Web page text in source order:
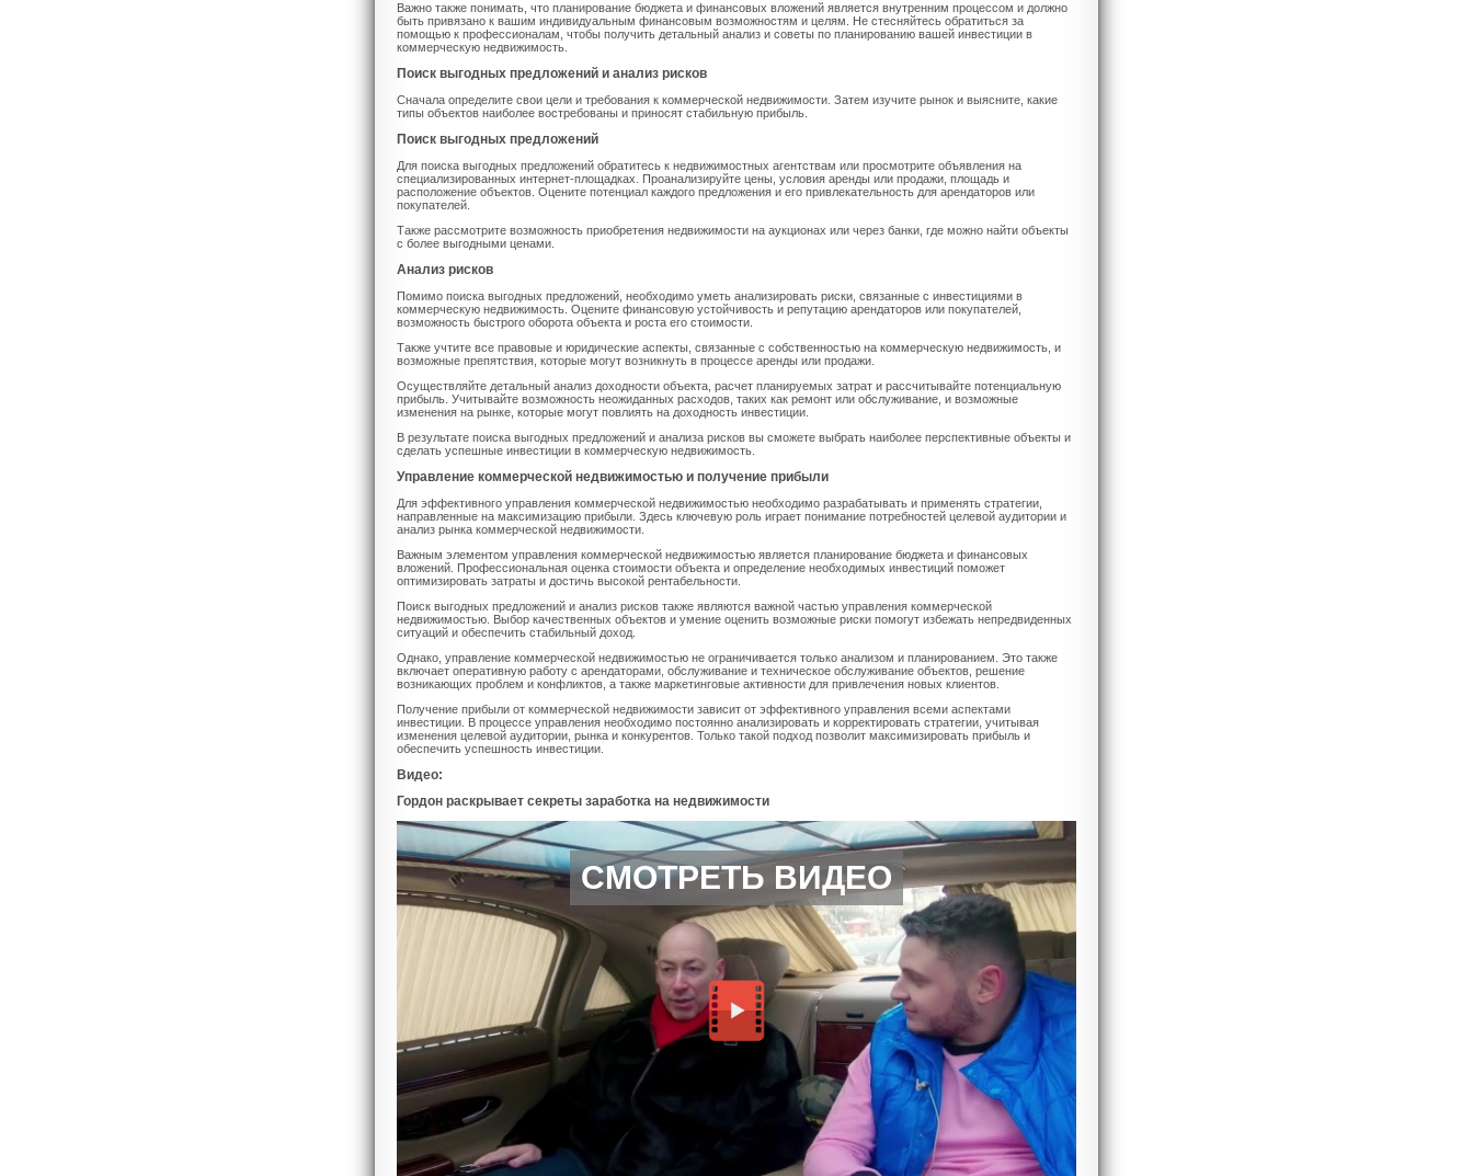
Важно также понимать, что планирование бюджета и финансовых вложений является внутренним процессом и должно
быть привязано к вашим индивидуальным финансовым возможностям и целям. Не стесняйтесь обратиться за
помощью к профессионалам, чтобы получить детальный анализ и советы по планированию вашей инвестиции в
коммерческую недвижимость.
Поиск выгодных предложений и анализ рисков
Сначала определите свои цели и требования к коммерческой недвижимости. Затем изучите рынок и выясните, какие
типы объектов наиболее востребованы и приносят стабильную прибыль.
Поиск выгодных предложений
Для поиска выгодных предложений обратитесь к недвижимостных агентствам или просмотрите объявления на
специализированных интернет-площадках. Проанализируйте цены, условия аренды или продажи, площадь и
расположение объектов. Оцените потенциал каждого предложения и его привлекательность для арендаторов или
покупателей.
Также рассмотрите возможность приобретения недвижимости на аукционах или через банки, где можно найти объекты
с более выгодными ценами.
Анализ рисков
Помимо поиска выгодных предложений, необходимо уметь анализировать риски, связанные с инвестициями в
коммерческую недвижимость. Оцените финансовую устойчивость и репутацию арендаторов или покупателей,
возможность быстрого оборота объекта и роста его стоимости.
Также учтите все правовые и юридические аспекты, связанные с собственностью на коммерческую недвижимость, и
возможные препятствия, которые могут возникнуть в процессе аренды или продажи.
Осуществляйте детальный анализ доходности объекта, расчет планируемых затрат и рассчитывайте потенциальную
прибыль. Учитывайте возможность неожиданных расходов, таких как ремонт или обслуживание, и возможные
изменения на рынке, которые могут повлиять на доходность инвестиции.
В результате поиска выгодных предложений и анализа рисков вы сможете выбрать наиболее перспективные объекты и
сделать успешные инвестиции в коммерческую недвижимость.
Управление коммерческой недвижимостью и получение прибыли
Для эффективного управления коммерческой недвижимостью необходимо разрабатывать и применять стратегии,
направленные на максимизацию прибыли. Здесь ключевую роль играет понимание потребностей целевой аудитории и
анализ рынка коммерческой недвижимости.
Важным элементом управления коммерческой недвижимостью является планирование бюджета и финансовых
вложений. Профессиональная оценка стоимости объекта и определение необходимых инвестиций поможет
оптимизировать затраты и достичь высокой рентабельности.
Поиск выгодных предложений и анализ рисков также являются важной частью управления коммерческой
недвижимостью. Выбор качественных объектов и умение оценить возможные риски помогут избежать непредвиденных
ситуаций и обеспечить стабильный доход.
Однако, управление коммерческой недвижимостью не ограничивается только анализом и планированием. Это также
включает оперативную работу с арендаторами, обслуживание и техническое обслуживание объектов, решение
возникающих проблем и конфликтов, а также маркетинговые активности для привлечения новых клиентов.
Получение прибыли от коммерческой недвижимости зависит от эффективного управления всеми аспектами
инвестиции. В процессе управления необходимо постоянно анализировать и корректировать стратегии, учитывая
изменения целевой аудитории, рынка и конкурентов. Только такой подход позволит максимизировать прибыль и
обеспечить успешность инвестиции.
Видео:
Гордон раскрывает секреты заработка на недвижимости
СМОТРЕТЬ ВИДЕО